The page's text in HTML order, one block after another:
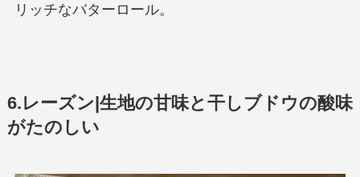
リッチなバターロール。
6.レーズン|生地の甘味と干しブドウの酸味
がたのしい